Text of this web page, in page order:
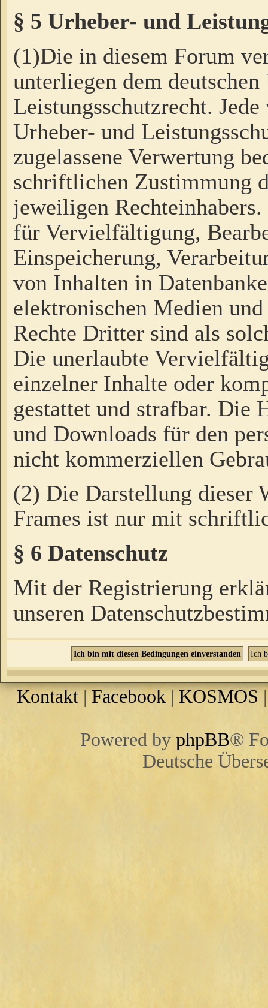
§ 5 Urheber- und
(1)Die in diesem Forum
unterliegen dem
Leistungsschutzrecht.
Urheber- und
zugelassene Verwertung
schriftlichen Zustimmung
jeweiligen
für Vervielfältigung,
Einspeicherung,
von Inhalten in
elektronischen Medien
Rechte Dritter sind als
Die unerlaubte
einzelner Inhalte oder
gestattet und strafbar. Die
und Downloads für den
nicht kommerziellen
(2) Die Darstellung dieser
Frames ist nur mit
§ 6 Datenschutz
Mit der Registrierung
unseren
Kontakt |Facebook | KOSMOS
Powered by phpBB®
Deutsche